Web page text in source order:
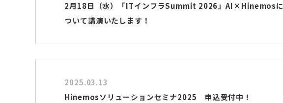
2月18日（水）「ITインフラSummit 2026」AI×Hinemosに
ついて講演いたします！
2025.03.13
Hinemosソリューションセミナ2025 申込受付中！